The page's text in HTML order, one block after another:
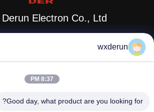
Electron Co., Ltd
حديقة غانغشيا الصناعية ، مدينة دونغغانغ
wxderun
8:37 PM
Good day, what product are you looking for?